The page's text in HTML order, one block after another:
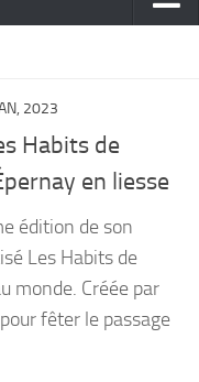
2023
Habits de
en liesse
édition de son
Les Habits de
monde. Créée par
fêter le passage